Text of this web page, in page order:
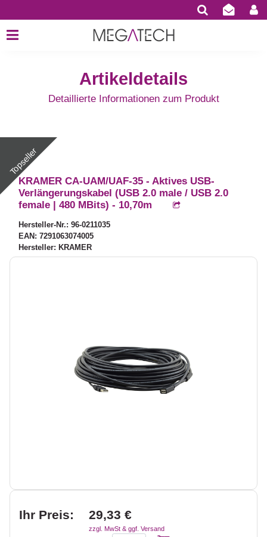
Artikeldetails
Detaillierte Informationen zum Produkt
KRAMER CA-UAM/UAF-35 - Aktives USB-
Verlängerungskabel (USB 2.0 male / USB 2.0
female | 480 MBits) - 10,70m
Hersteller-Nr.: 96-0211035
EAN: 7291063074005
Hersteller: KRAMER
Ihr Preis: 29,33 €
zzgl. MwSt & ggf. Versand